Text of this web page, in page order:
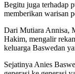
Begitu juga terhadap
memberikan warisan
Dari Mutiara Annisa,
Hakim, mengalir
keluarga Baswedan
Sejatinya Anies